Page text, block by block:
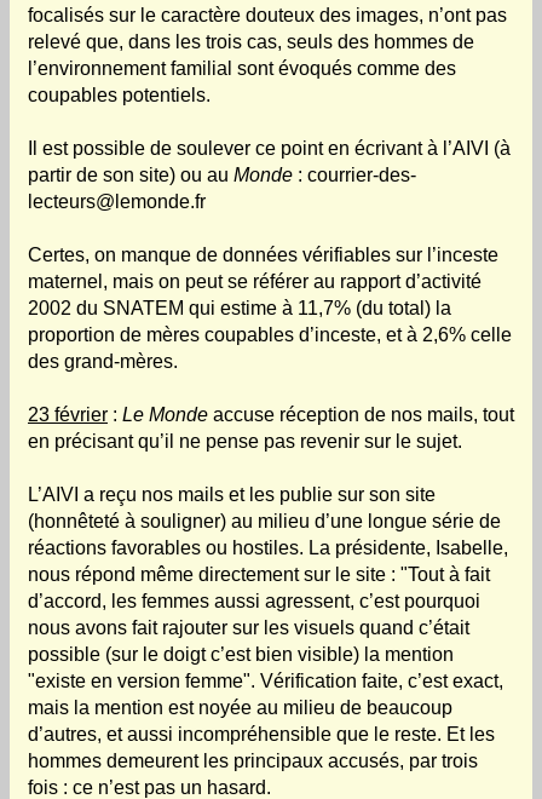
focalisés sur le caractère douteux des images, n’ont pas
relevé que, dans les trois cas, seuls des hommes de
l’environnement familial sont évoqués comme des
coupables potentiels.
Il est possible de soulever ce point en écrivant à l’AIVI (à
partir de son site) ou au Monde : courrier-des-
lecteurs@lemonde.fr
Certes, on manque de données vérifiables sur l’inceste
maternel, mais on peut se référer au rapport d’activité
2002 du SNATEM qui estime à 11,7% (du total) la
proportion de mères coupables d’inceste, et à 2,6% celle
des grand-mères.
23 février : Le Monde accuse réception de nos mails, tout
en précisant qu’il ne pense pas revenir sur le sujet.
L’AIVI a reçu nos mails et les publie sur son site
(honnêteté à souligner) au milieu d’une longue série de
réactions favorables ou hostiles. La présidente, Isabelle,
nous répond même directement sur le site : "Tout à fait
d’accord, les femmes aussi agressent, c’est pourquoi
nous avons fait rajouter sur les visuels quand c’était
possible (sur le doigt c’est bien visible) la mention
"existe en version femme". Vérification faite, c’est exact,
mais la mention est noyée au milieu de beaucoup
d’autres, et aussi incompréhensible que le reste. Et les
hommes demeurent les principaux accusés, par trois
fois : ce n’est pas un hasard.